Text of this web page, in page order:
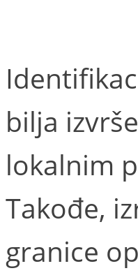
bilja
lokalnim
Takođe,
granice